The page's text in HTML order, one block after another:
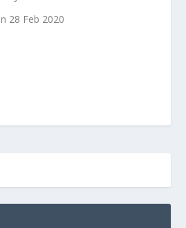
28 Feb 2020